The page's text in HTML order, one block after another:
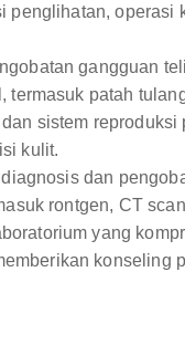
penglihatan, operasi
gangguan
termasuk patah
sistem reproduksi
kulit.
dan
rontgen, CT
yang
konseling